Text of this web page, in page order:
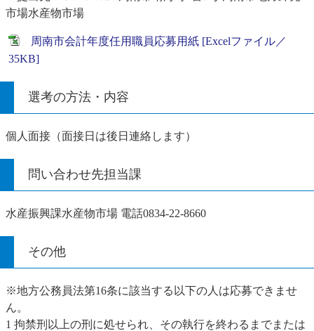
市場水産物市場
周南市会計年度任用職員応募用紙 [Excelファイル／
35KB]
選考の方法・内容
個人面接（面接日は後日連絡します）
問い合わせ先担当課
水産振興課水産物市場 電話0834-22-8660
その他
※地方公務員法第16条に該当する以下の人は応募できませ
ん。
1 拘禁刑以上の刑に処せられ、その執行を終わるまでまたは